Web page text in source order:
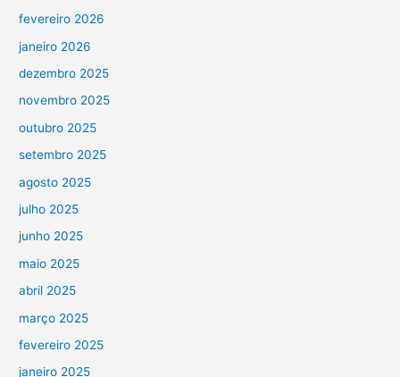
fevereiro 2026
janeiro 2026
dezembro 2025
novembro 2025
outubro 2025
setembro 2025
agosto 2025
julho 2025
junho 2025
maio 2025
abril 2025
março 2025
fevereiro 2025
janeiro 2025